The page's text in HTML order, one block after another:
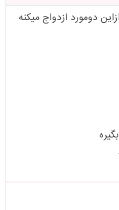
دومورد ازدواج میکنه